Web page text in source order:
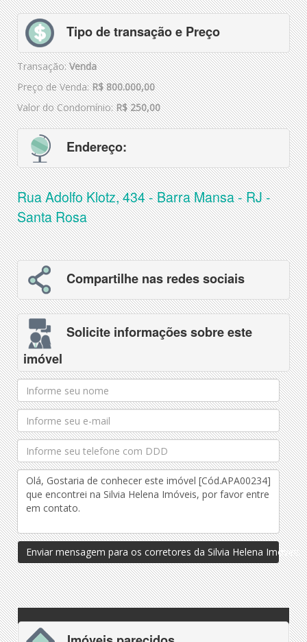
Tipo de transação e Preço
Transação:Venda
Preço de Venda:R$ 800.000,00
Valor do Condomínio:R$ 250,00
Endereço:
Rua Adolfo Klotz, 434 - Barra Mansa - RJ -
Santa Rosa
Compartilhe nas redes sociais
Solicite informações sobre este
imóvel
Enviar mensagem para os corretores da Silvia Helena Imóveis